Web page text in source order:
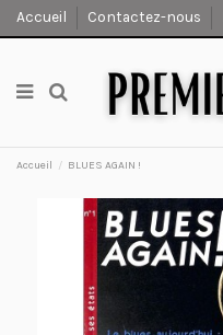
Accueil Contactez-nous
Accueil BLUES AGAIN !